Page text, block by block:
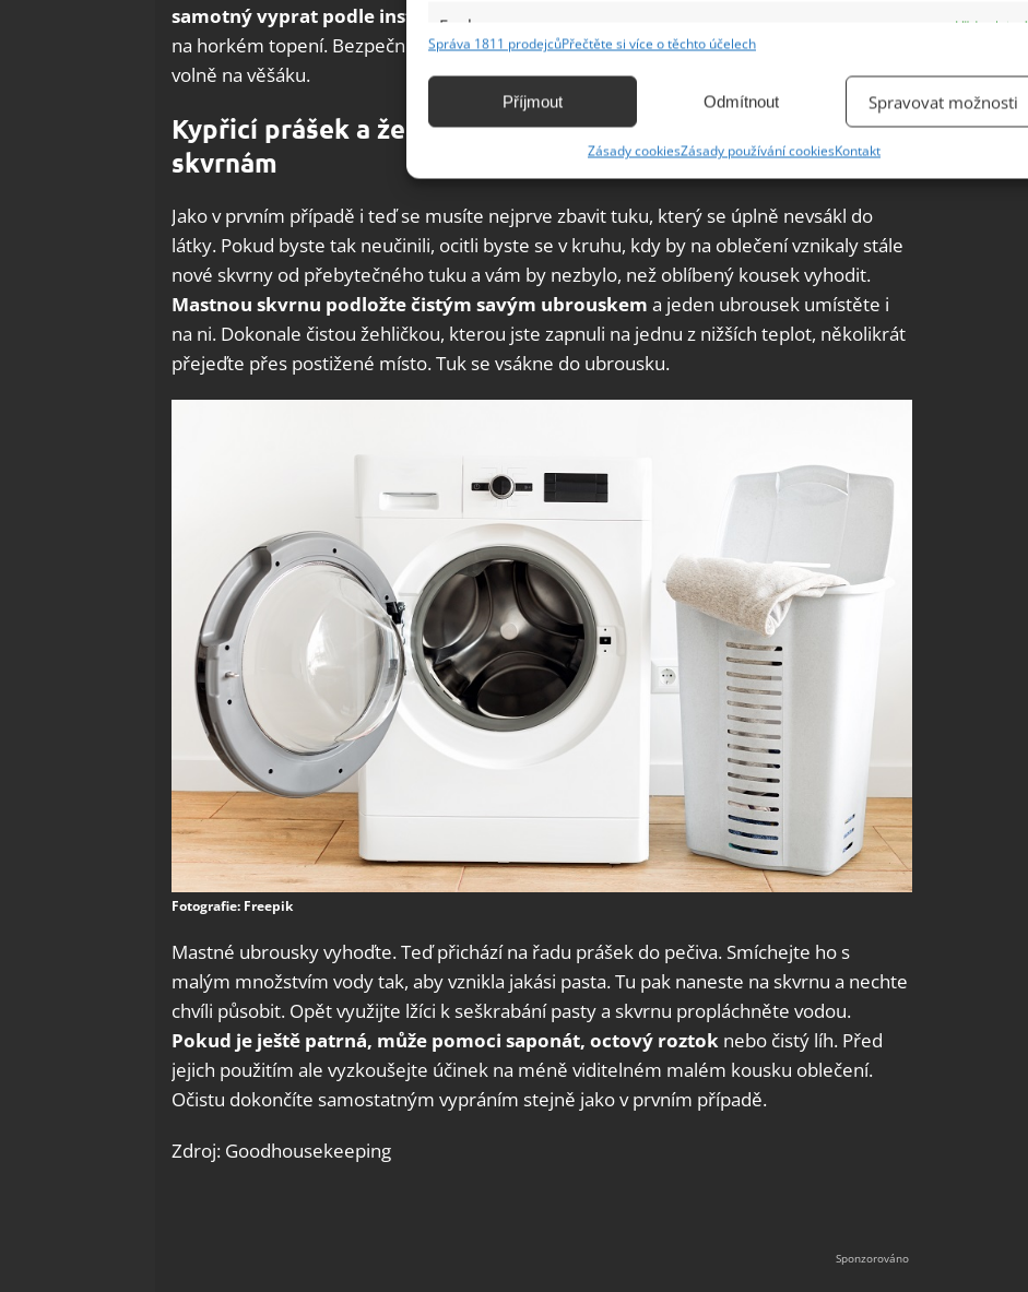
Funkce
Vždy aktivní
Identifikace zařízení na základě automaticky přenášených informací.
základě aktivně vyžádaných informací.
Zajištění bezpečnosti, předcházení a zjišťování podvodů a
odstraňování chyb, Poskytování a zobrazování reklamy a obsahu,
Ukládání a sdělování voleb ochrany osobních údajů.
Správa 1811 prodejcůPřečtěte si více o těchto účelech
Příjmout Odmítnout Spravovat možnosti
Zásady cookiesZásady používání cookiesKontakt
samotný vyprat podle instrukcí výrobce
na horkém topení. Bezpečnější v tomto případě bude nechat kousek oblečení uschnout
volně na věšáku.
Kypřicí prášek a žehlička také pomáhají proti mastným
skvrnám
Jako v prvním případě i teď se musíte nejprve zbavit tuku, který se úplně nevsákl do
látky. Pokud byste tak neučinili, ocitli byste se v kruhu, kdy by na oblečení vznikaly stále
nové skvrny od přebytečného tuku a vám by nezbylo, než oblíbený kousek vyhodit.
Mastnou skvrnu podložte čistým savým ubrouskem a jeden ubrousek umístěte i
na ni. Dokonale čistou žehličkou, kterou jste zapnuli na jednu z nižších teplot, několikrát
přejeďte přes postižené místo. Tuk se vsákne do ubrousku.
Fotografie: Freepik
Mastné ubrousky vyhoďte. Teď přichází na řadu prášek do pečiva. Smíchejte ho s
malým množstvím vody tak, aby vznikla jakási pasta. Tu pak naneste na skvrnu a nechte
chvíli působit. Opět využijte lžíci k seškrabání pasty a skvrnu propláchněte vodou.
Pokud je ještě patrná, může pomoci saponát, octový roztok nebo čistý líh. Před
jejich použitím ale vyzkoušejte účinek na méně viditelném malém kousku oblečení.
Očistu dokončíte samostatným vypráním stejně jako v prvním případě.
Zdroj: Goodhousekeeping